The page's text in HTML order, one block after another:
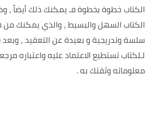
الكتاب خطوة بخطوة فـ يمكنك ذلك أيضاً ،
الكتاب السهل والبسيط ، والذي يمكنك
سلسة وتدريجية و بعيدة عن التعقيد ،
لـلكتاب تستطيع الاعتماد عليه واعتباره
معلوماته وثقتك به .